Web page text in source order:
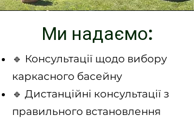
Ми надаємо:
🔹 Консультації щодо вибору
каркасного басейну
🔹 Дистанційні консультації з
правильного встановлення